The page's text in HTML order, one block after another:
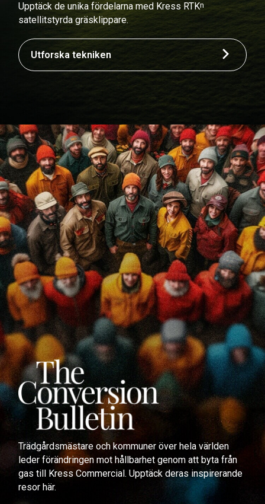
Upptäck de unika fördelarna med Kress RTKn
satellitstyrda gräsklippare.
Utforska tekniken
Trädgårdsmästare och kommuner över hela världen
leder förändringen mot hållbarhet genom att byta från
gas till Kress Commercial. Upptäck deras inspirerande
resor här.